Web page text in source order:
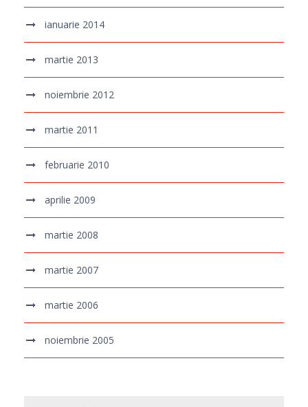
ianuarie 2014
martie 2013
noiembrie 2012
martie 2011
februarie 2010
aprilie 2009
martie 2008
martie 2007
martie 2006
noiembrie 2005